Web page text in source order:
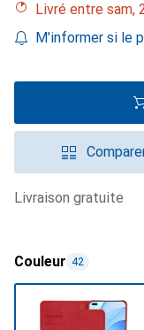
Livré entre
M'informer si le
livraison gratuite
Couleur 42